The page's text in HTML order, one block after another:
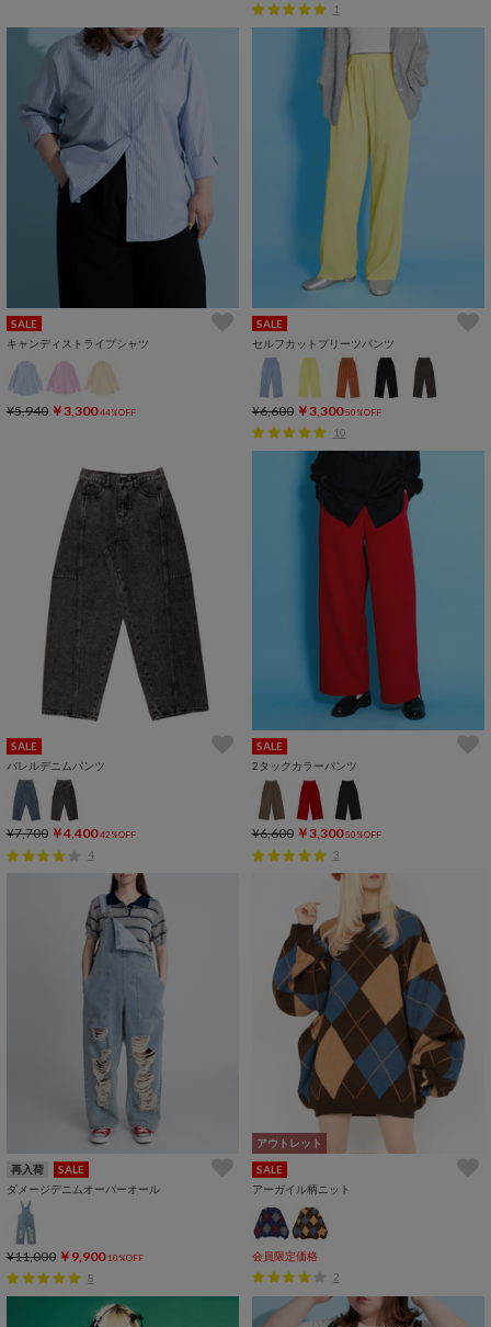
1
SALE
キャンディストライプシャツ
¥5,940 ￥3,300 44%OFF
SALE
セルフカットプリーツパンツ
¥6,600 ￥3,300 50%OFF
10
SALE
バレルデニムパンツ
¥7,700 ￥4,400 42%OFF
4
SALE
2タックカラーパンツ
¥6,600 ￥3,300 50%OFF
3
再入荷
SALE
ダメージデニムオーバーオール
¥11,000 ￥9,900 10%OFF
8
アウトレット
SALE
アーガイル柄ニット
会員限定価格
2